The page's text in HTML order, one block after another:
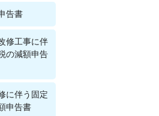
告書
修工事に伴
の減額申告
に伴う固定
申告書